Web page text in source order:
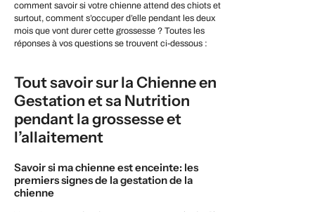
comment savoir si votre chienne attend des chiots et
surtout, comment s’occuper d’elle pendant les deux
mois que vont durer cette grossesse ? Toutes les
réponses à vos questions se trouvent ci-dessous :
Tout savoir sur la Chienne en
Gestation et sa Nutrition
pendant la grossesse et
l’allaitement
Savoir si ma chienne est enceinte: les
premiers signes de la gestation de la
chienne